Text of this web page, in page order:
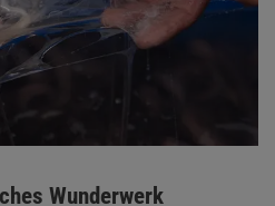
Wunderwerk